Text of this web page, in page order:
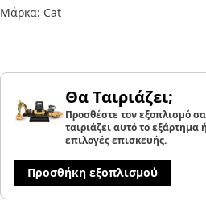
Μάρκα: Cat
Θα Ταιριάζει;
Προσθέστε τον εξοπλισμό
ταιριάζει αυτό το
επιλογές επισκευής.
Προσθήκη εξοπλισμού